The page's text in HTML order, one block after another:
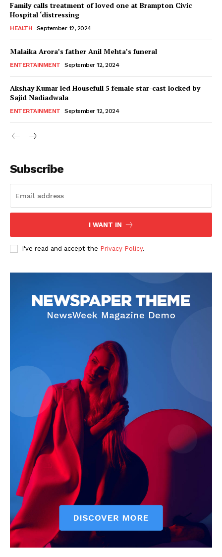
Family calls treatment of loved one at Brampton Civic
Hospital ‘distressing
HEALTH September 12, 2024
Malaika Arora’s father Anil Mehta’s funeral
ENTERTAINMENT September 12, 2024
Akshay Kumar led Housefull 5 female star-cast locked by
Sajid Nadiadwala
ENTERTAINMENT September 12, 2024
Subscribe
I WANT IN
I've read and accept the Privacy Policy.